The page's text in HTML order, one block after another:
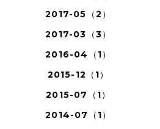
2017-05（2）
2017-03（3）
2016-04（1）
2015-12（1）
2015-07（1）
2014-07（1）